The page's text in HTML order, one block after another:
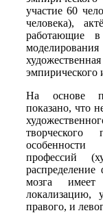
участие 60
человека),
работающие
эмпирического
На основе
показано, что
особенности
профессий
мозга имеет
локализацию,
правого, и